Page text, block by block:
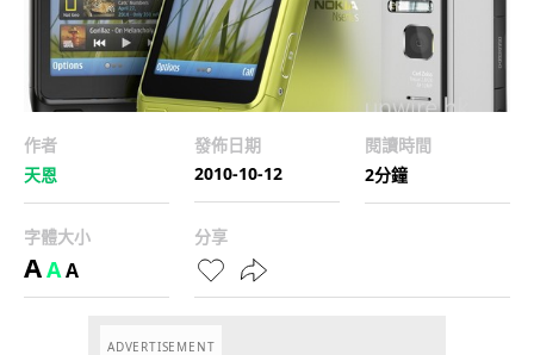
作者
天恩
發佈日期
2010-10-12
閱讀時間
2分鐘
字體大小
AAA
分享
ADVERTISEMENT